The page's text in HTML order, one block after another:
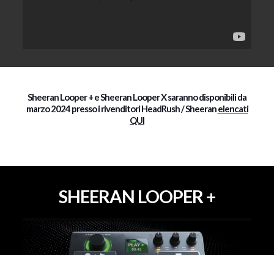
Sheeran Looper + e Sheeran Looper X saranno disponibili da
marzo 2024 presso i rivenditori HeadRush / Sheeranelencati
QUI
SHEERAN LOOPER +